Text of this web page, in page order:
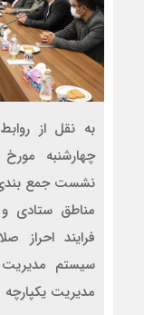
به نقل از
نشست جمع بندی
مناطق ستادی
فرایند احراز
سیستم مدیریت
مدیریت